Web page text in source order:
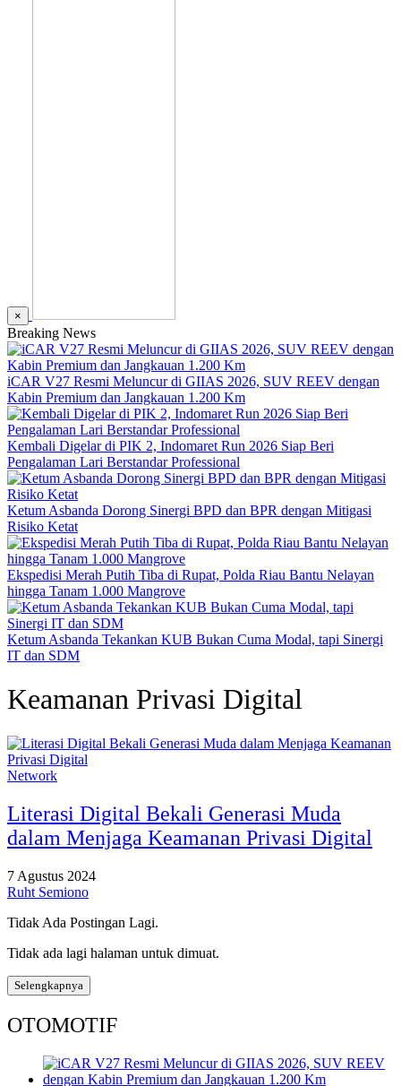
×
Breaking News
iCAR V27 Resmi Meluncur di GIIAS 2026, SUV REEV dengan
Kabin Premium dan Jangkauan 1.200 Km
Kembali Digelar di PIK 2, Indomaret Run 2026 Siap Beri
Pengalaman Lari Berstandar Professional
Ketum Asbanda Dorong Sinergi BPD dan BPR dengan Mitigasi
Risiko Ketat
Ekspedisi Merah Putih Tiba di Rupat, Polda Riau Bantu Nelayan
hingga Tanam 1.000 Mangrove
Ketum Asbanda Tekankan KUB Bukan Cuma Modal, tapi Sinergi
IT dan SDM
Keamanan Privasi Digital
Network
Literasi Digital Bekali Generasi Muda
dalam Menjaga Keamanan Privasi Digital
7 Agustus 2024
Ruht Semiono
Tidak Ada Postingan Lagi.
Tidak ada lagi halaman untuk dimuat.
Selengkapnya
OTOMOTIF